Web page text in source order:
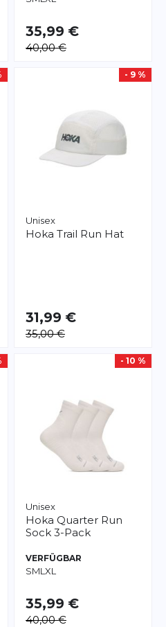
35,99 €
40,00 €
- 9 %
Unisex
Hoka Trail Run Hat
31,99 €
35,00 €
- 10 %
Unisex
Hoka Quarter Run
Sock 3-Pack
VERFÜGBAR
SML XL
35,99 €
40,00 €